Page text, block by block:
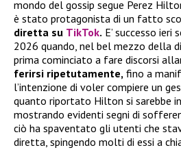
mondo del gossip segue Perez
è stato protagonista di un fatto
diretta su TikTok. E’ successo
2026 quando, nel bel mezzo della
prima cominciato a fare discorsi
ferirsi ripetutamente, fino a
l’intenzione di voler compiere un
quanto riportato Hilton si sarebbe
mostrando evidenti segni di
ciò ha spaventato gli utenti che
diretta, spingendo molti di essi a